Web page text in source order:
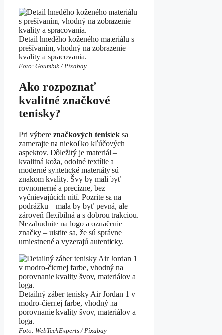
Detail hnedého koženého materiálu s
prešívaním, vhodný na zobrazenie
kvality a spracovania.
Foto: Goumbik / Pixabay
Ako rozpoznať
kvalitné značkové
tenisky?
Pri výbere značkových tenisiek sa
zamerajte na niekoľko kľúčových
aspektov. Dôležitý je materiál –
kvalitná koža, odolné textílie a
moderné syntetické materiály sú
znakom kvality. Švy by mali byť
rovnomerné a precízne, bez
vyčnievajúcich nití. Pozrite sa na
podrážku – mala by byť pevná, ale
zároveň flexibilná a s dobrou trakciou.
Nezabudnite na logo a označenie
značky – uistite sa, že sú správne
umiestnené a vyzerajú autenticky.
Detailný záber tenisky Air Jordan 1 v
modro-čiernej farbe, vhodný na
porovnanie kvality švov, materiálov a
loga.
Foto: WebTechExperts / Pixabay